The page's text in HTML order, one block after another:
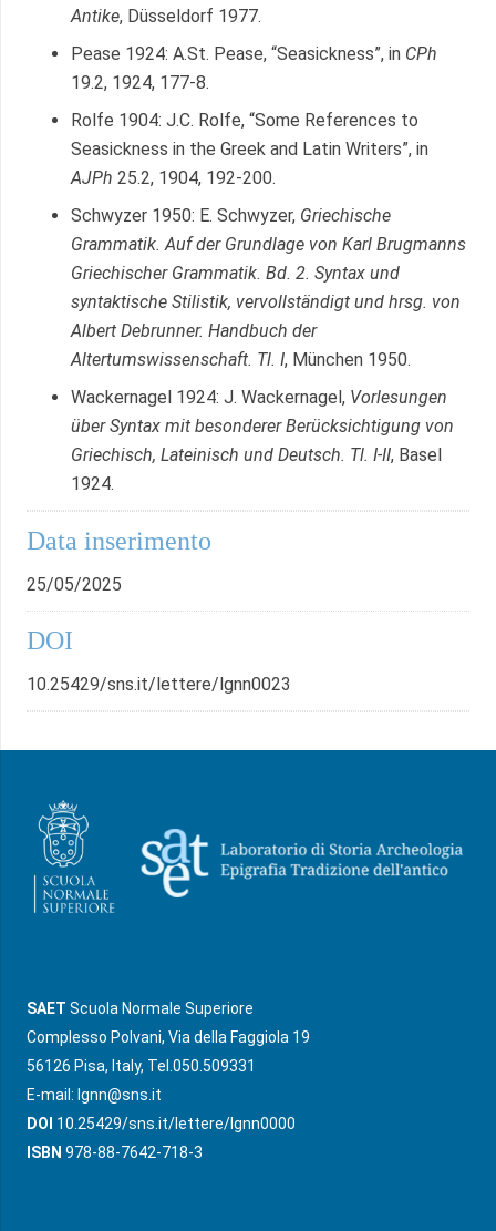
Antike, Düsseldorf 1977.
Pease 1924: A.St. Pease, “Seasickness”, in CPh
19.2, 1924, 177-8.
Rolfe 1904: J.C. Rolfe, “Some References to
Seasickness in the Greek and Latin Writers”, in
AJPh 25.2, 1904, 192-200.
Schwyzer 1950: E. Schwyzer, Griechische
Grammatik. Auf der Grundlage von Karl Brugmanns
Griechischer Grammatik. Bd. 2. Syntax und
syntaktische Stilistik, vervollständigt und hrsg. von
Albert Debrunner. Handbuch der
Altertumswissenschaft. Tl. I, München 1950.
Wackernagel 1924: J. Wackernagel, Vorlesungen
über Syntax mit besonderer Berücksichtigung von
Griechisch, Lateinisch und Deutsch. Tl. I-II, Basel
1924.
Data inserimento
25/05/2025
DOI
10.25429/sns.it/lettere/lgnn0023
SAET Scuola Normale Superiore
Complesso Polvani, Via della Faggiola 19
56126 Pisa, Italy, Tel.050.509331
E-mail: lgnn@sns.it
DOI 10.25429/sns.it/lettere/lgnn0000
ISBN 978-88-7642-718-3